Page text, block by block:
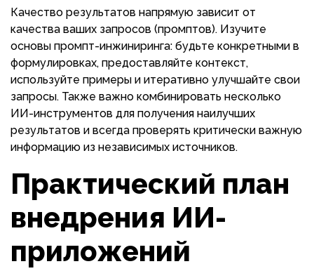
Качество результатов напрямую зависит от
качества ваших запросов (промптов). Изучите
основы промпт-инжиниринга: будьте конкретными в
формулировках, предоставляйте контекст,
используйте примеры и итеративно улучшайте свои
запросы. Также важно комбинировать несколько
ИИ-инструментов для получения наилучших
результатов и всегда проверять критически важную
информацию из независимых источников.
Практический план
внедрения ИИ-
приложений